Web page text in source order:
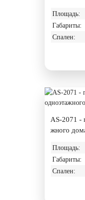
Площадь:
Габариты:
Спален:
AS-2071 -
жного
Площадь:
Габариты:
Спален: